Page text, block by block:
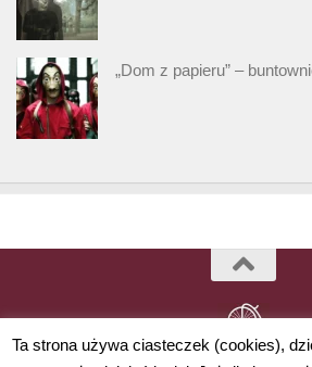
„Dom z papieru” –
Ta strona używa ciasteczek (cookies),